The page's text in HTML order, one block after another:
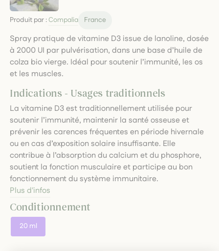
Produit par :Compalia France
Spray pratique de vitamine D3 issue de lanoline, dosée
à 2000 UI par pulvérisation, dans une base d’huile de
colza bio vierge. Idéal pour soutenir l’immunité, les os
et les muscles.
Indications - Usages traditionnels
La vitamine D3 est traditionnellement utilisée pour
soutenir l’immunité, maintenir la santé osseuse et
prévenir les carences fréquentes en période hivernale
ou en cas d’exposition solaire insuffisante. Elle
contribue à l’absorption du calcium et du phosphore,
soutient la fonction musculaire et participe au bon
fonctionnement du système immunitaire.
Plus d'infos
Conditionnement
20 ml